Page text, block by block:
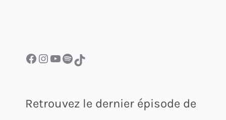
Facebook InstagramYouTube Spotify TikTok
Retrouvez le dernier épisode de